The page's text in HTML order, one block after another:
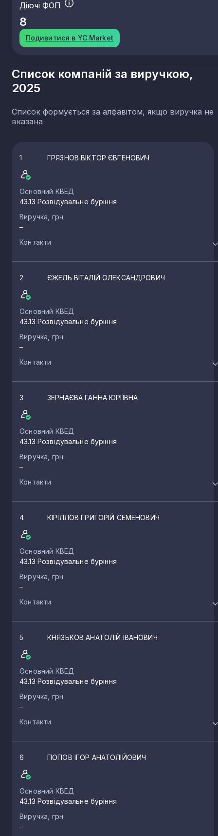
Діючі ФОП
8
Подивитися в YC.Market
Список компаній за виручкою,
2025
Список формується за алфавітом, якщо виручка не
вказана
1 ГРЯЗНОВ ВІКТОР ЄВГЕНОВИЧ
Основний КВЕД
43.13 Розвідувальне буріння
Виручка, грн
–
Контакти
2 ЄЖЕЛЬ ВІТАЛІЙ ОЛЕКСАНДРОВИЧ
Основний КВЕД
43.13 Розвідувальне буріння
Виручка, грн
–
Контакти
3 ЗЕРНАЄВА ГАННА ЮРІЇВНА
Основний КВЕД
43.13 Розвідувальне буріння
Виручка, грн
–
Контакти
4 КІРІЛЛОВ ГРИГОРІЙ СЕМЕНОВИЧ
Основний КВЕД
43.13 Розвідувальне буріння
Виручка, грн
–
Контакти
5 КНЯЗЬКОВ АНАТОЛІЙ ІВАНОВИЧ
Основний КВЕД
43.13 Розвідувальне буріння
Виручка, грн
–
Контакти
6 ПОПОВ ІГОР АНАТОЛІЙОВИЧ
Основний КВЕД
43.13 Розвідувальне буріння
Виручка, грн
–